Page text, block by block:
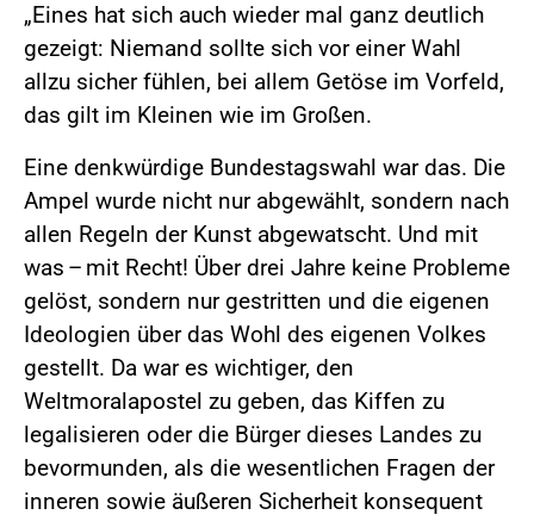
„Eines hat sich auch wieder mal ganz deutlich
gezeigt: Niemand sollte sich vor einer Wahl
allzu ­sicher fühlen, bei allem Getöse im Vorfeld,
das gilt im Kleinen wie im Großen.
Eine denkwürdige Bundestagswahl war das. Die
Ampel wurde nicht nur abgewählt, sondern nach
allen Regeln der Kunst abgewatscht. Und mit
was – mit Recht! Über drei Jahre keine Probleme
gelöst, sondern nur gestritten und die eigenen
Ideologien über das Wohl des eigenen Volkes
gestellt. Da war es wichtiger, den
Weltmoralapostel zu geben, das Kiffen zu
legalisieren oder die Bürger dieses Landes zu
bevormunden, als die wesentlichen Fragen der
inneren sowie äußeren Sicherheit konsequent